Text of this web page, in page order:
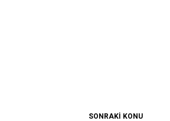
SONRAKİ KONU